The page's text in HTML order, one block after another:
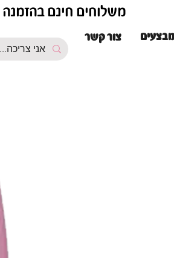
צור קשר מבצעים
משלוחים חינם בהזמנה